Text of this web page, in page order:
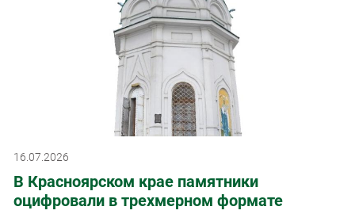
16.07.2026
В Красноярском крае памятники
оцифровали в трехмерном формате